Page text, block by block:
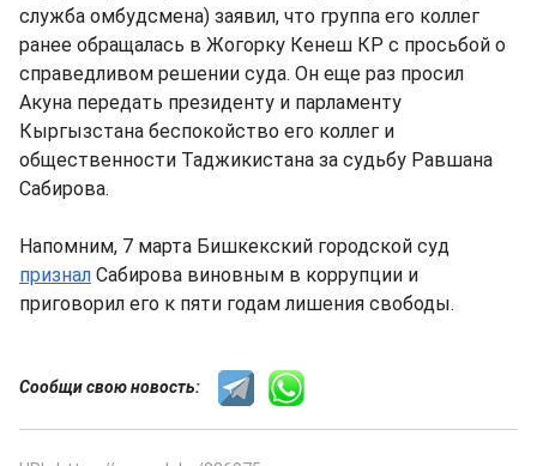
служба омбудсмена) заявил, что группа его коллег
ранее обращалась в Жогорку Кенеш КР с просьбой о
справедливом решении суда. Он еще раз просил
Акуна передать президенту и парламенту
Кыргызстана беспокойство его коллег и
общественности Таджикистана за судьбу Равшана
Сабирова.
Напомним, 7 марта Бишкекский городской суд
признал Сабирова виновным в коррупции и
приговорил его к пяти годам лишения свободы.
Сообщи свою новость: